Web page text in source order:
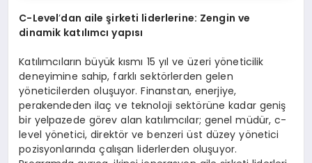
C-Level’dan aile şirketi liderlerine: Zengin ve
dinamik katılımcı yapısı
Katılımcıların büyük kısmı 15 yıl ve üzeri yöneticilik
deneyimine sahip, farklı sektörlerden gelen
yöneticilerden oluşuyor. Finanstan, enerjiye,
perakendeden ilaç ve teknoloji sektörüne kadar geniş
bir yelpazede görev alan katılımcılar; genel müdür, c-
level yönetici, direktör ve benzeri üst düzey yönetici
pozisyonlarında çalışan liderlerden oluşuyor.